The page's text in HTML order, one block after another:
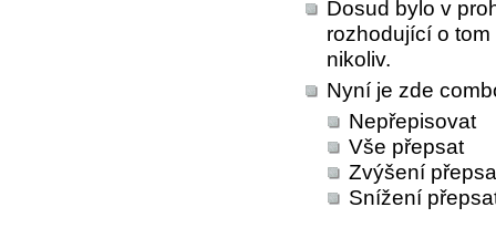
Dosud bylo v
rozhodující o
nikoliv.
Nyní je zde
Nepřepisovat
Vše přepsat
Zvýšení
Snížení